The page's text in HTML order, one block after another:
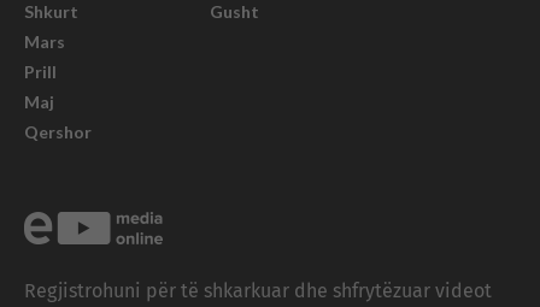
Shkurt
Mars
Prill
Maj
Qershor
Gusht
Regjistrohuni për të shkarkuar dhe shfrytëzuar videot